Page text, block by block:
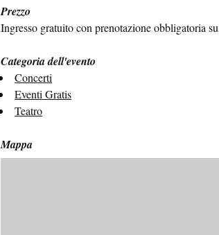
Prezzo
Ingresso gratuito con prenotazione obbligatoria su
Categoria dell'evento
Concerti
Eventi Gratis
Teatro
Mappa